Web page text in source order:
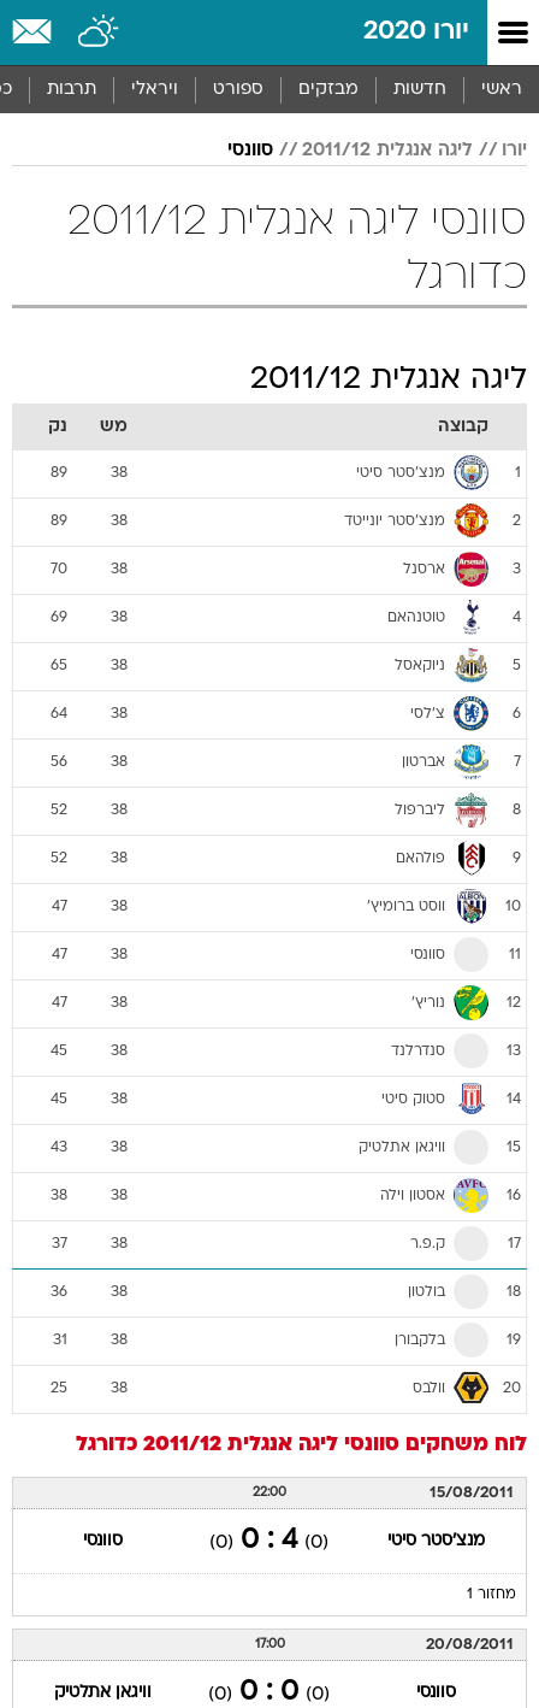
יורו 2020
ראשי חדשות מבזקים ספורט ויראלי תרבות
יורו ליגה אנגלית 2011/12 סוונסי
סוונסי ליגה אנגלית 2011/12
כדורגל
ליגה אנגלית 2011/12
קבוצה מש נק
1 מנצ'סטר סיטי 38
89
2 מנצ'סטר יונייטד 38
89
3 ארסנל 38
70
4 טוטנהאם 38
69
5 ניוקאסל 38
65
6 צ'לסי 38
64
7 אברטון 38
56
8 ליברפול 38
52
9 פולהאם 38
52
10 ווסט ברומיץ' 38
47
11 סוונסי 38
47
12 נוריץ' 38
47
13 סנדרלנד 38
45
14 סטוק סיטי 38
45
15 וויגאן אתלטיק 38
43
16 אסטון וילה 38
38
17 ק.פ.ר 38
37
18 בולטון 38
36
19 בלקבורן 38
31
20 וולבס 38
25
לוח משחקים סוונסי ליגה אנגלית 2011/12 כדורגל
15/08/2011
22:00
מנצ'סטר סיטי (0)
4 : 0
(0) סוונסי
מחזור 1
20/08/2011
17:00
סוונסי (0)
0 : 0
(0) וויגאן אתלטיק